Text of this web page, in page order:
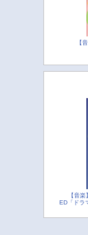
【
【音
ED「ドラ